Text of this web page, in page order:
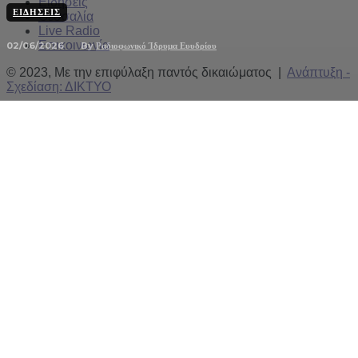
ΕΙΔΉΣΕΙΣ
02/06/2026 By Ραδιοφωνικό Ίδρυμα Ευυδρίου
Θεσσαλία
Live Radio
Επικοινωνία
© 2023, Με την επιφύλαξη παντός δικαιώματος | Ανάπτυξη -
Σχεδίαση: ΔΙΚΤΥΟ